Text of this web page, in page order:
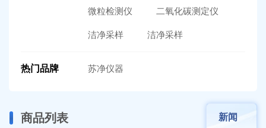
微粒检测仪 二氧化碳测定仪
洁净采样 洁净采样
热门品牌 苏净仪器
商品列表 新闻